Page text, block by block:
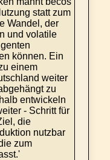
statt zum
Wandel, der
und volatile
können. Ein
einem
weiter
zu
entwickeln
- Schritt für
die
nutzbar
zum